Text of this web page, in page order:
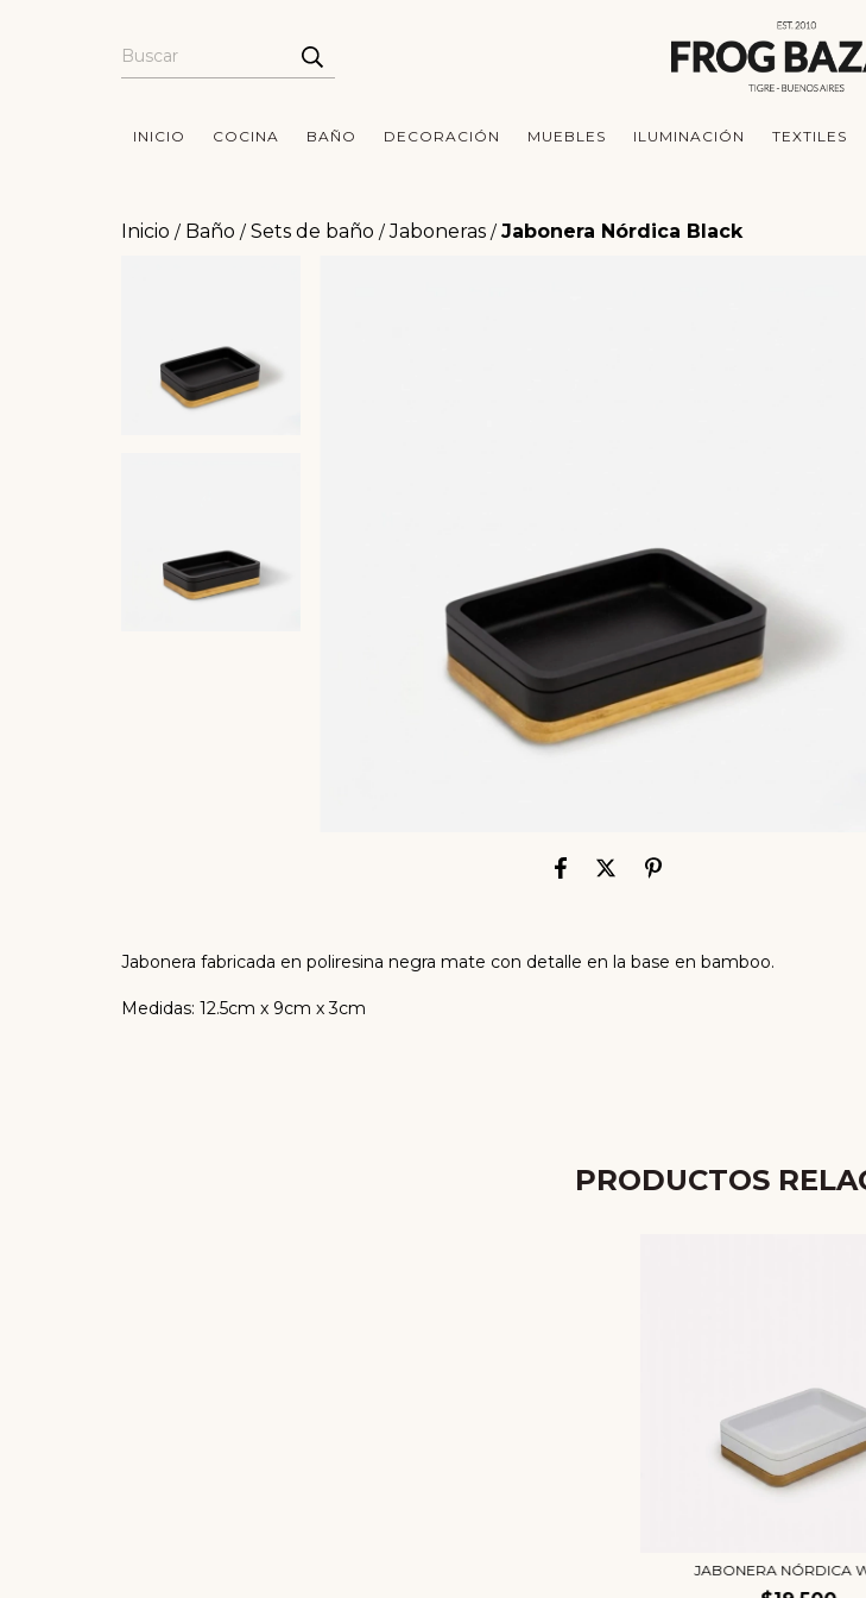
INICIO COCINA BAÑO DECORACIÓN MUEBLES ILUMINACIÓN TEXTILES
Inicio / Baño / Sets de baño / Jaboneras / Jabonera Nórdica Black
Jabonera fabricada en poliresina negra mate con detalle en la base en bamboo.
Medidas: 12.5cm x 9cm x 3cm
PRODUCTOS
JABONERA NÓRDICA